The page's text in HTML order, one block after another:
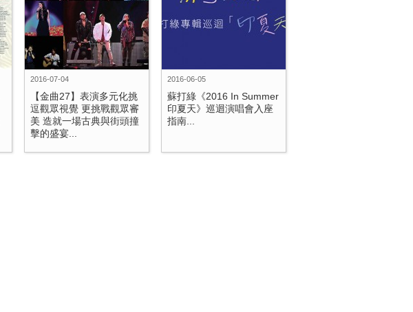
2016-07-04
【金曲27】表演多元化挑
逗觀眾視覺 更挑戰觀眾審
美 造就一場古典與街頭撞
擊的盛宴...
2016-06-05
蘇打綠《2016 In Summer
印夏天》巡迴演唱會入座
指南...